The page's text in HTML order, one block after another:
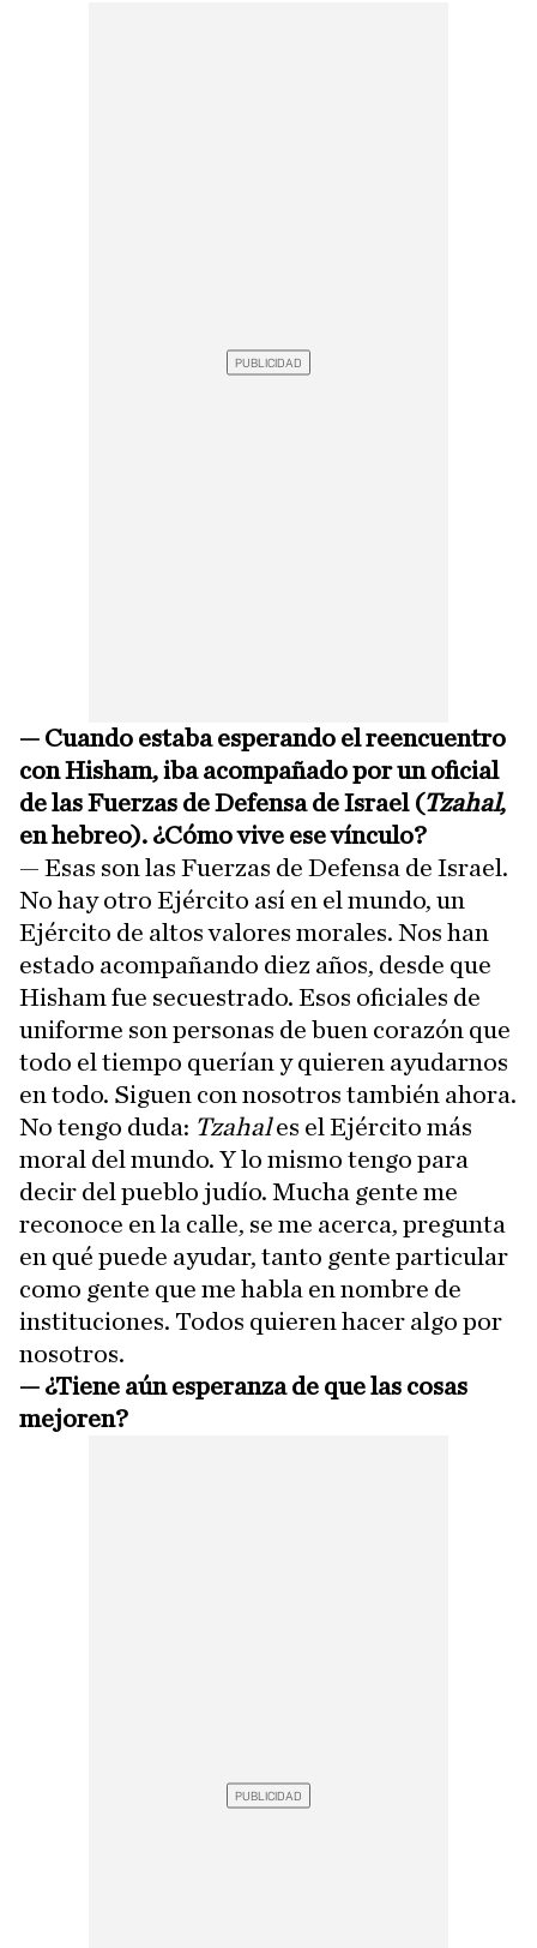
— Cuando estaba esperando el reencuentro
con Hisham, iba acompañado por un oficial
de las Fuerzas de Defensa de Israel (Tzahal,
en hebreo). ¿Cómo vive ese vínculo?
— Esas son las Fuerzas de Defensa de Israel.
No hay otro Ejército así en el mundo, un
Ejército de altos valores morales. Nos han
estado acompañando diez años, desde que
Hisham fue secuestrado. Esos oficiales de
uniforme son personas de buen corazón que
todo el tiempo querían y quieren ayudarnos
en todo. Siguen con nosotros también ahora.
No tengo duda: Tzahales el Ejército más
moral del mundo. Y lo mismo tengo para
decir del pueblo judío. Mucha gente me
reconoce en la calle, se me acerca, pregunta
en qué puede ayudar, tanto gente particular
como gente que me habla en nombre de
instituciones. Todos quieren hacer algo por
nosotros.
— ¿Tiene aún esperanza de que las cosas
mejoren?